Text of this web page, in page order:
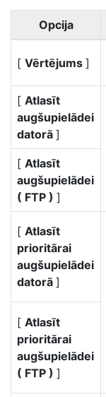
Opcija
[ Vērtējums ]
[ Atlasīt
augšupielādei
datorā ]
[ Atlasīt
augšupielādei
( FTP ) ]
[ Atlasīt
prioritārai
augšupielādei
datorā ]
[ Atlasīt
prioritārai
augšupielādei
( FTP ) ]